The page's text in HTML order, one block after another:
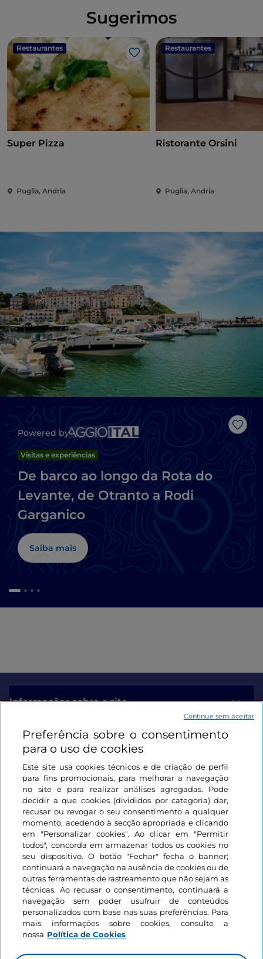
Sugerimos
Restaurantes
Gosto
Super Pizza
Puglia, Andria
Restaurantes
Ristorante Orsini
Puglia, Andria
Powered by
Visitas e experiências
De barco ao longo da Rota do
Levante, de Otranto a Rodi
Garganico
Saiba mais
Informações sobre o site
Ligações úteis
Iniciar sessão
Mantenha-se em contacto
Preferência sobre o consentimento
para o uso de cookies
Este site usa cookies técnicos e de criação de perfil
para fins promocionais, para melhorar a navegação
no site e para realizar análises agregadas. Pode
decidir a que cookies (divididos por categoria) dar,
recusar ou revogar o seu consentimento a qualquer
momento, acedendo à secção apropriada e clicando
em "Personalizar cookies". Ao clicar em "Permitir
todos", concorda em armazenar todos os cookies no
seu dispositivo. O botão "Fechar" fecha o banner;
continuará a navegação na ausência de cookies ou de
outras ferramentas de rastreamento que não sejam as
técnicas. Ao recusar o consentimento, continuará a
navegação sem poder usufruir de conteúdos
personalizados com base nas suas preferências. Para
mais informações sobre cookies, consulte a
nossa Política de Cookies
Continue sem aceitar